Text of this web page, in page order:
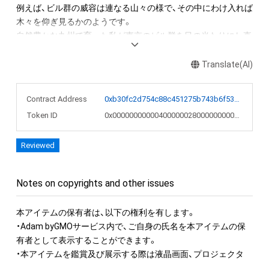
例えば、ビル群の威容は連なる山々の様で、その中にわけ入れば
木々を仰ぎ見るかのようです。
自然豊かな九州で育った私が東京のビル群を目の当たりにし直
感したのは、九州には「自然が作った美しいもの」があるが、東
京には「人間が造った美しいもの」があるということです。
けられたのは都市と自然に畏怖を感じる信仰心とそれを可視化
したい欲望によるものでした。
この作品は上京当時に、私的な聖域を作る目的で制作を始めま
の世界に浸り、世界中の美術館のウェブサイトでアート作品を
また、外に出れば東京はどこまで行っても途切れず延々と都会
が続き、止まる事無く変化し続ける姿は万華鏡のようでした。
Translate(AI)
Contract Address
0xb30fc2d754c88c451275b743b6f530f19f643683
Token ID
0x00000000000400000028000000000539
Reviewed
Notes on copyrights and other issues
本アイテムの保有者は、以下の権利を有します。
・Adam byGMOサービス内で、ご自身の氏名を本アイテムの保
有者として表示することができます。
・本アイテムを鑑賞及び展示する際は液晶画面、プロジェクタ